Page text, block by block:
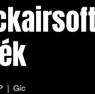
Gic